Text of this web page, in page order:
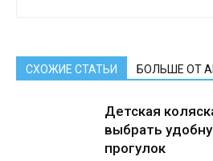
СХОЖИЕ СТАТЬИ БОЛЬШЕ ОТ
Детская
выбрать
прогулок